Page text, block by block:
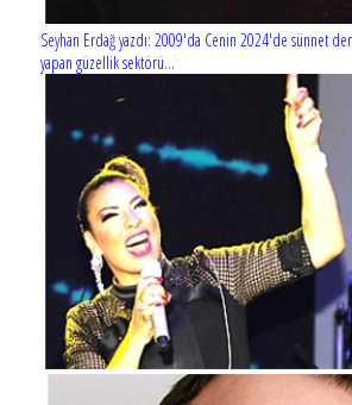
Seyhan Erdağ yazdı: 2009'da Cenin 2024'de sünnet
yapan güzellik sektörü...